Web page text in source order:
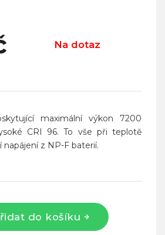
Na dotaz
do košíku
maximální výkon 7200
CRI 96. To vše při teplotě
z NP-F baterií.